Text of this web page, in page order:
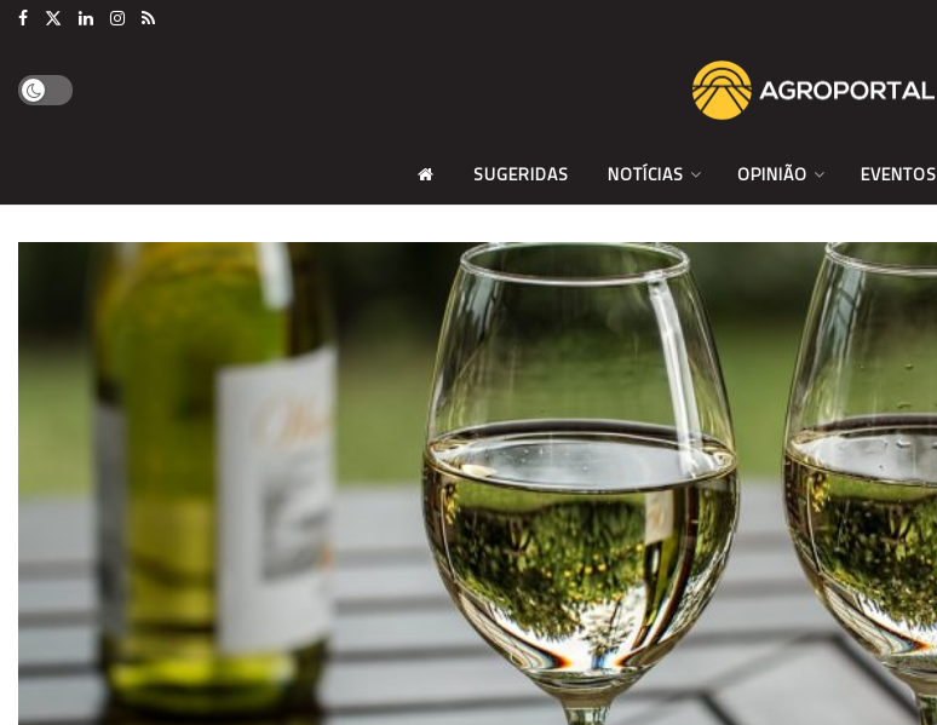
SUGERIDAS NOTÍCIAS OPINIÃO EVENTOS